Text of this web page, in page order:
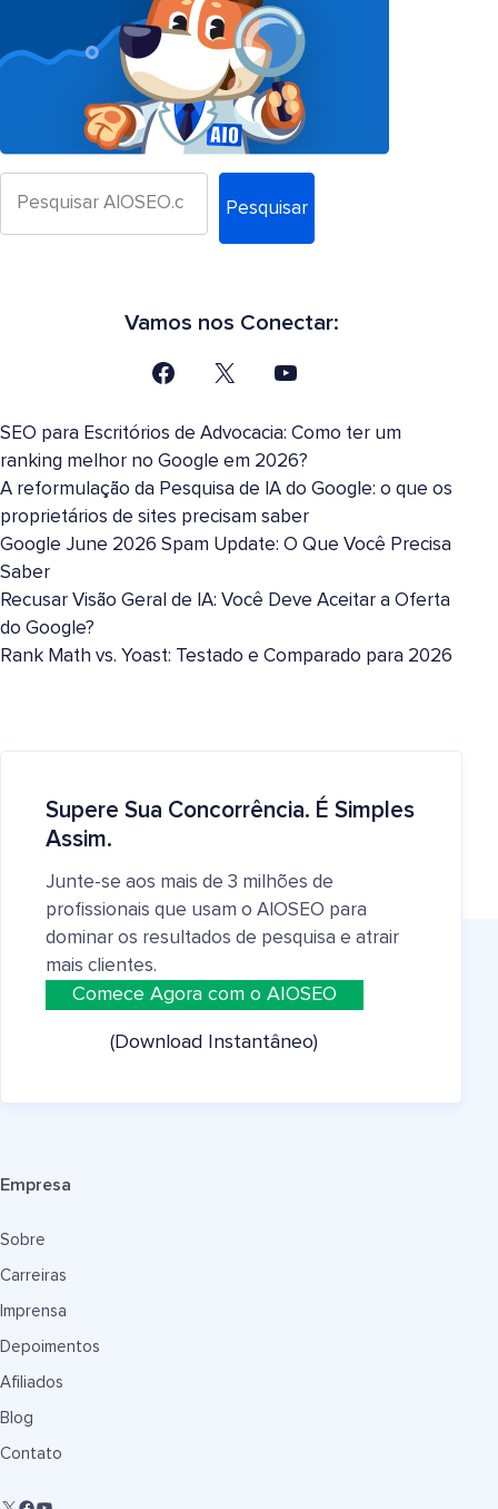
Pesquisar
Vamos nos Conectar:
SEO para Escritórios de Advocacia: Como ter um
ranking melhor no Google em 2026?
A reformulação da Pesquisa de IA do Google: o que os
proprietários de sites precisam saber
Google June 2026 Spam Update: O Que Você Precisa
Saber
Recusar Visão Geral de IA: Você Deve Aceitar a Oferta
do Google?
Rank Math vs. Yoast: Testado e Comparado para 2026
Supere Sua Concorrência. É Simples
Assim.
Junte-se aos mais de 3 milhões de
profissionais que usam o AIOSEO para
dominar os resultados de pesquisa e atrair
mais clientes.
Comece Agora com o AIOSEO
(Download Instantâneo)
Empresa
Sobre
Carreiras
Imprensa
Depoimentos
Afiliados
Blog
Contato